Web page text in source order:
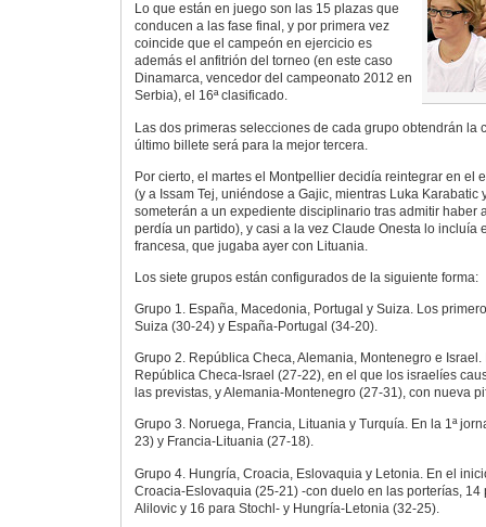
Lo que están en juego son las 15 plazas que
conducen a las fase final, y por primera vez
coincide que el campeón en ejercicio es
además el anfitrión del torneo (en este caso
Dinamarca, vencedor del campeonato 2012 en
Serbia), el 16ª clasificado.
Las dos primeras selecciones de cada grupo obtendrán la
último billete será para la mejor tercera.
Por cierto, el martes el Montpellier decidía reintegrar en el
(y a Issam Tej, uniéndose a Gajic, mientras Luka Karabatic
someterán a un expediente disciplinario tras admitir haber
perdía un partido), y casi a la vez Claude Onesta lo incluía
francesa, que jugaba ayer con Lituania.
Los siete grupos están configurados de la siguiente forma:
Grupo 1. España, Macedonia, Portugal y Suiza. Los
Suiza (30-24) y España-Portugal (34-20).
Grupo 2. República Checa, Alemania, Montenegro e
República Checa-Israel (27-22), en el que los israelíes
las previstas, y Alemania-Montenegro (27-31), con nueva
Grupo 3. Noruega, Francia, Lituania y Turquía. En la 1ª
23) y Francia-Lituania (27-18).
Grupo 4. Hungría, Croacia, Eslovaquia y Letonia. En el
Croacia-Eslovaquia (25-21) -con duelo en las porterías, 14
Alilovic y 16 para Stochl- y Hungría-Letonia (32-25).